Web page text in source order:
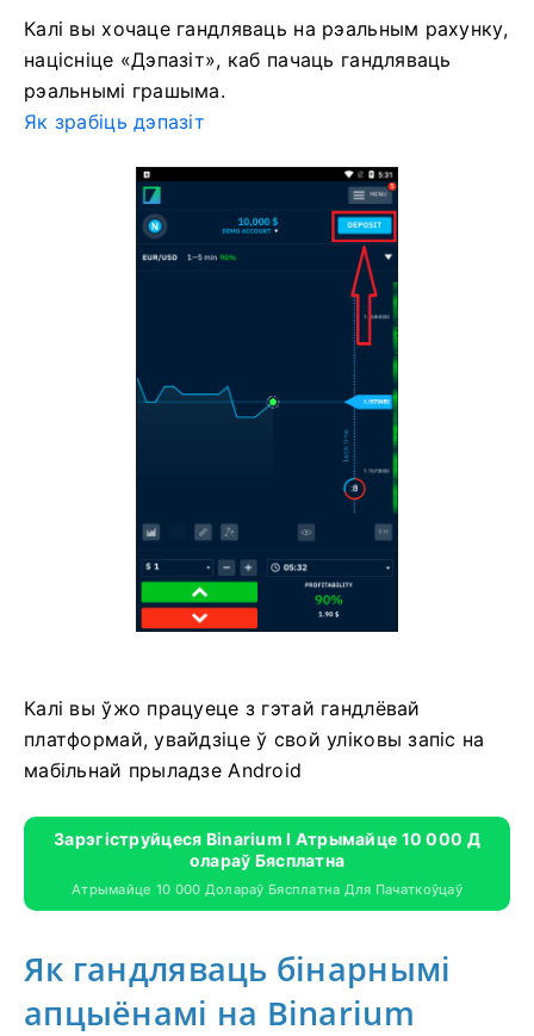
Калі вы хочаце гандляваць на рэальным рахунку,
націсніце «Дэпазіт», каб пачаць гандляваць
рэальнымі грашыма.
Як зрабіць дэпазіт
Калі вы ўжо працуеце з гэтай гандлёвай
платформай, увайдзіце ў свой уліковы запіс на
мабільнай прыладзе Android
Зарэгіструйцеся Binarium І Атрымайце 10 000 Д
Олараў Бясплатна
Атрымайце 10 000 Долараў Бясплатна Для Пачаткоўцаў
Як гандляваць бінарнымі
апцыёнамі на Binarium